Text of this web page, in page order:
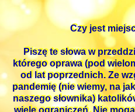
Czy jest
Piszę te słowa w
którego oprawa (pod
od lat poprzednich. Ze
pandemię (nie wiemy, na
naszego słownika)
wiele ograniczeń. Nie